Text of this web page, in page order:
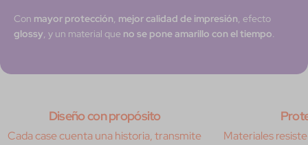
Con mayor protección mejor calidad de impresión , efecto
glossy , y un material que no se pone amarillo con el tiempo
Diseño con propósito
Cada case cuenta una historia, transmite
Materiales